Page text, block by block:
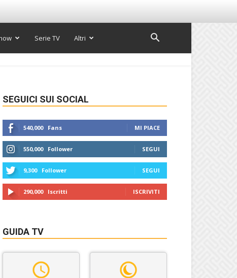
Serie TV Altri
SEGUICI SUI SOCIAL
540,000 Fans MI PIACE
550,000 Follower SEGUI
9,300 Follower SEGUI
290,000 Iscritti ISCRIVITI
GUIDA TV